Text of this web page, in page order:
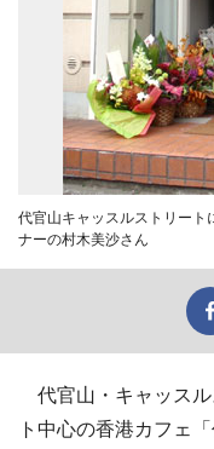
代官山キャッスルストリート
ナーの村木美沙さん
代官山・キャッス
ト中心の香港カフェ